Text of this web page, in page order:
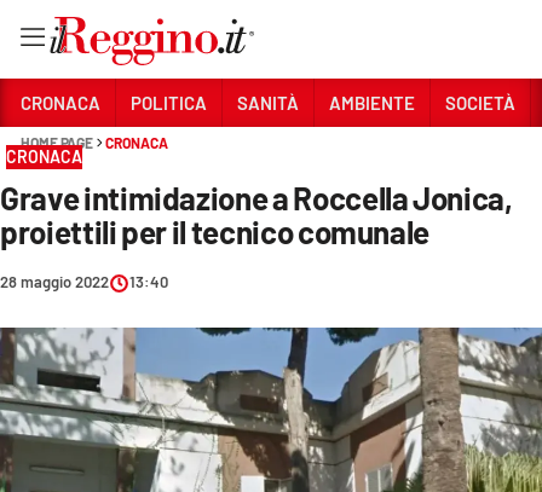
Sezioni
CRONACA
AMBIENTE
SOCIETÀ
CULTURA
CRONACA POLITICA SANITÀ AMBIENTE SOCIETÀ
HOME PAGE CRONACA
CRONACA
Grave intimidazione a Roccella Jonica,
proiettili per il tecnico comunale
28 maggio 2022 13:40